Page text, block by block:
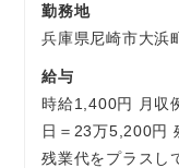
勤務地
兵庫県尼崎市大浜
給与
時給1,400円 月収
日＝23万5,200円
残業代をプラスし